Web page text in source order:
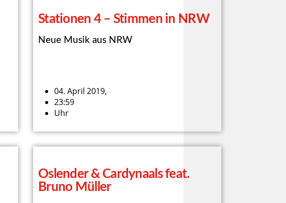
Stationen 4 – Stimmen in NRW
Neue Musik aus NRW
04. April 2019,
23:59
Uhr
Oslender & Cardynaals feat.
Bruno Müller